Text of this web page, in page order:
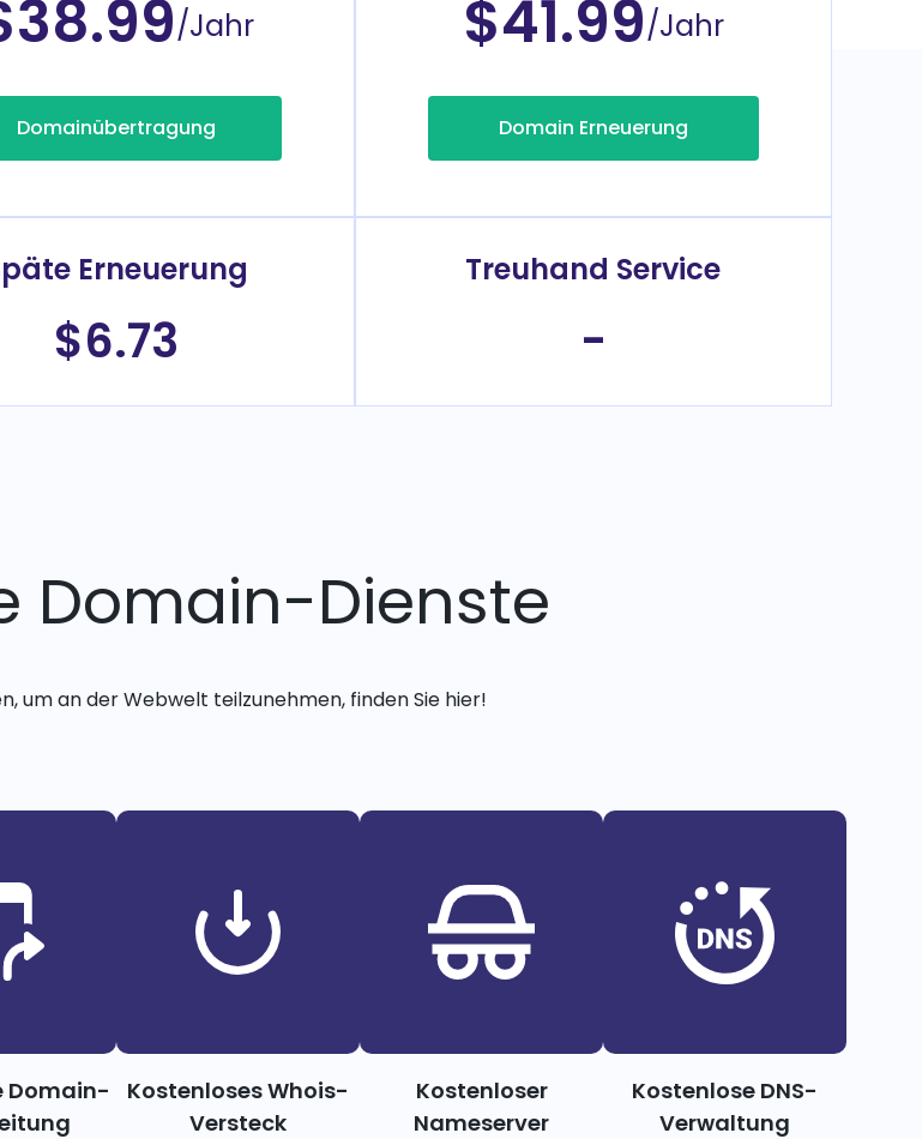
/Jahr
Domainübertragung
$41.99/Jahr
Domain Erneuerung
Erneuerung
$6.73
Treuhand Service
-
Domain-Dienste
um an der Webwelt teilzunehmen, finden Sie hier!
Domain-
Kostenloses Whois-
Versteck
Kostenloser
Nameserver
Kostenlose DNS-
Verwaltung